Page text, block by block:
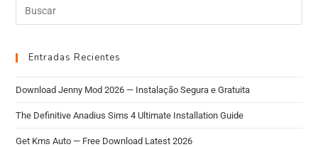
Entradas Recientes
Download Jenny Mod 2026 — Instalação Segura e Gratuita
The Definitive Anadius Sims 4 Ultimate Installation Guide
Get Kms Auto — Free Download Latest 2026